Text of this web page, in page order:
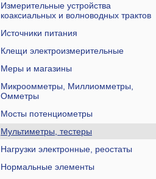
Измерительные устройства
коаксиальных и волноводных трактов
Источники питания
Клещи электроизмерительные
Меры и магазины
Микроомметры, Миллиомметры,
Омметры
Мосты потенциометры
Мультиметры, тестеры
Нагрузки электронные, реостаты
Нормальные элементы